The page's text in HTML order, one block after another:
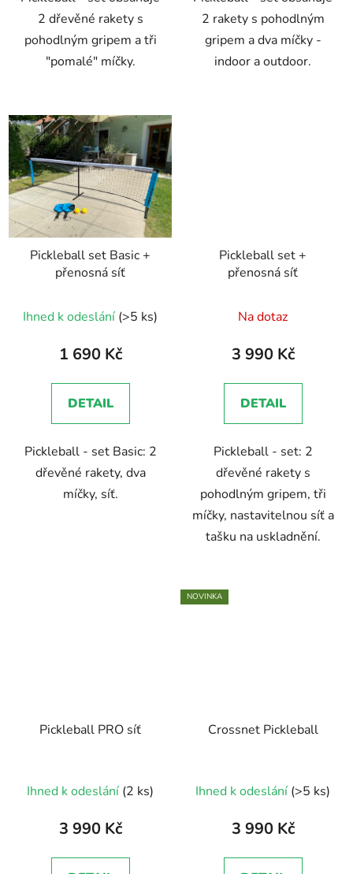
2 dřevěné rakety s
pohodlným gripem a tři
"pomalé" míčky.
2 rakety s pohodlným
gripem a dva míčky -
indoor a outdoor.
Pickleball set Basic +
přenosná síť
Ihned k odeslání (>5 ks)
1 690 Kč
DETAIL
Pickleball - set Basic: 2
dřevěné rakety, dva
míčky, síť.
Pickleball set +
přenosná síť
Na dotaz
3 990 Kč
DETAIL
Pickleball - set: 2
dřevěné rakety s
pohodlným gripem, tři
míčky, nastavitelnou síť a
tašku na uskladnění.
Pickleball PRO síť
Ihned k odeslání (2 ks)
3 990 Kč
NOVINKA
Crossnet Pickleball
hodnocení
produktu
5,0
Ihned k odeslání (>5 ks)
3 990 Kč